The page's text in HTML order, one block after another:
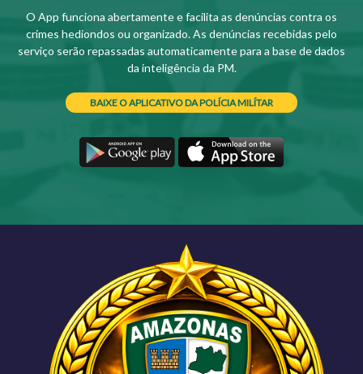
O App funciona abertamente e facilita as denúncias contra os
crimes hediondos ou organizado. As denúncias recebidas pelo
serviço serão repassadas automaticamente para a base de dados
da inteligência da PM.
BAIXE O APLICATIVO DA POLÍCIA MILÍTAR